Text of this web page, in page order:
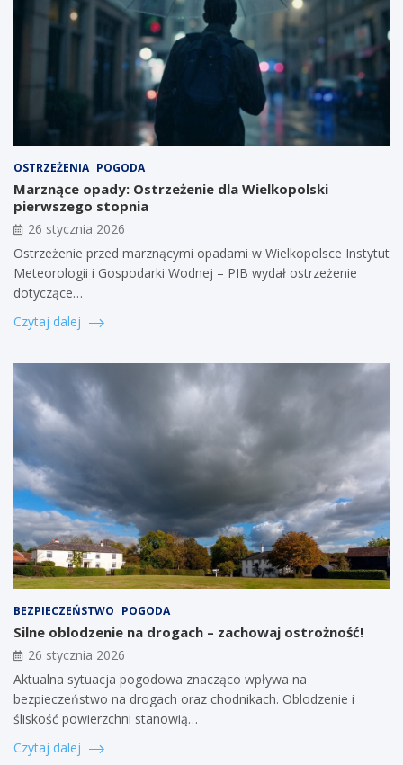
OSTRZEŻENIA POGODA
Marznące opady: Ostrzeżenie dla Wielkopolski
pierwszego stopnia
26 stycznia 2026
Ostrzeżenie przed marznącymi opadami w Wielkopolsce Instytut
Meteorologii i Gospodarki Wodnej – PIB wydał ostrzeżenie
dotyczące…
Czytaj dalej
BEZPIECZEŃSTWO POGODA
Silne oblodzenie na drogach – zachowaj ostrożność!
26 stycznia 2026
Aktualna sytuacja pogodowa znacząco wpływa na
bezpieczeństwo na drogach oraz chodnikach. Oblodzenie i
śliskość powierzchni stanowią…
Czytaj dalej